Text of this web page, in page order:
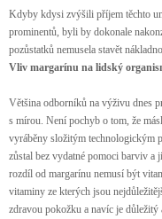
Kdyby kdysi zvýšili příjem těchto
prominentů, byli by dokonale
pozůstatků nemusela stavět
Vliv margarínu na lidský
Většina odborníků na výživu dnes
s mírou. Není pochyb o tom, že
vyráběny složitým technologickým
zůstal bez vydatné pomoci barviv a
rozdíl od margarínu nemusí být
vitaminy ze kterých jsou
zdravou pokožku a navíc je